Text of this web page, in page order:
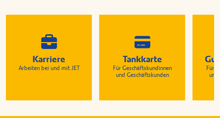
Karriere
Arbeiten bei und mit JET
Tankkarte
Für Geschäftskundinnen
und Geschäftskunden
Für
und